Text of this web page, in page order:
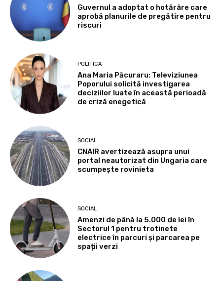
Guvernul a adoptat o hotărâre care
aprobă planurile de pregătire pentru
riscuri
POLITICA
Ana Maria Păcuraru: Televiziunea
Poporului solicită investigarea
deciziilor luate în această perioadă
de criză enegetică
SOCIAL
CNAIR avertizează asupra unui
portal neautorizat din Ungaria care
scumpește rovinieta
SOCIAL
Amenzi de până la 5.000 de lei în
Sectorul 1 pentru trotinete
electrice în parcuri și parcarea pe
spații verzi